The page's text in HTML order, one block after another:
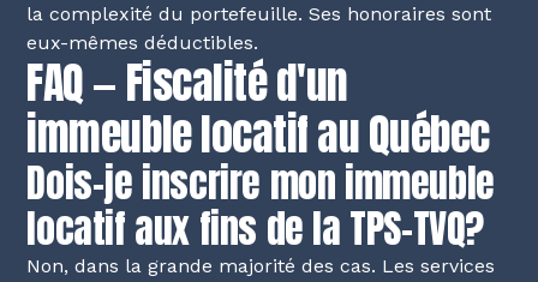
la complexité du portefeuille. Ses honoraires sont
eux-mêmes déductibles.
FAQ — Fiscalité d'un
immeuble locatif au Québec
Dois-je inscrire mon immeuble
locatif aux fins de la TPS-TVQ?
Non, dans la grande majorité des cas. Les services